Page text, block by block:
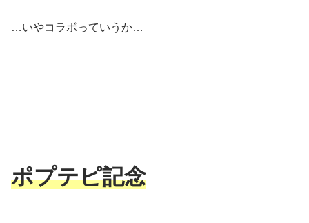
…いやコラボっていうか…
ポプテピ記念